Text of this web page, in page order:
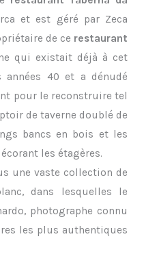
et est géré par Zeca
de ce restaurant
qui existait déjà à cet
40 et a dénudé
pour le reconstruire tel
de taverne doublé de
bancs en bois et les
les étagères.
une vaste collection de
dans lesquelles le
photographe connu
les plus authentiques